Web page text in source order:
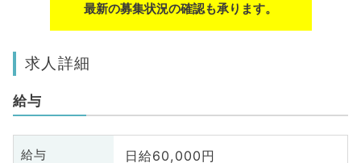
最新の募集状況の確認も承ります。
求人詳細
給与
給与 日給60,000円